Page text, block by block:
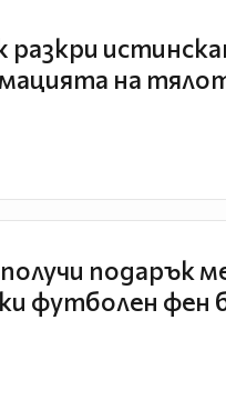
на
подарък
футболен фен